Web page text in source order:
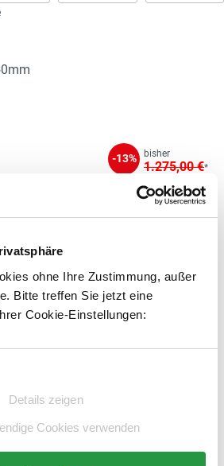
ohne Ihre Zustimmung, außer
Bitte treffen Sie jetzt eine
Cookie-Einstellungen:
Details zeigen
Cookies verwenden
-13% bisher
1.275,00 €*
1.105,71 €*
exkl. 210,08 € MwSt.
Lieferzeit 5 Werktage
Kostenloser Versand
Gib den gewünschten
In den Warenkorb
E6490845-BS